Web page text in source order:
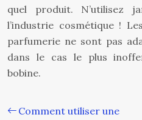
quel produit. N’utilisez
l’industrie cosmétique !
parfumerie ne sont pas
dans le cas le plus
bobine.
Comment utiliser une